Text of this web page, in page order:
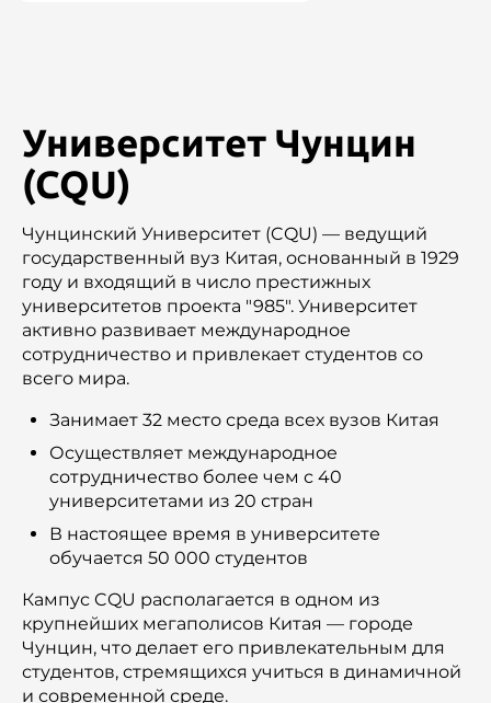
Университет Чунцин
(CQU)
Чунцинский Университет (CQU) — ведущий
государственный вуз Китая, основанный в 1929
году и входящий в число престижных
университетов проекта "985". Университет
активно развивает международное
сотрудничество и привлекает студентов со
всего мира.
Занимает 32 место среда всех вузов Китая
Осуществляет международное
сотрудничество более чем с 40
университетами из 20 стран
В настоящее время в университете
обучается 50 000 студентов
Кампус CQU располагается в одном из
крупнейших мегаполисов Китая — городе
Чунцин, что делает его привлекательным для
студентов, стремящихся учиться в динамичной
и современной среде.